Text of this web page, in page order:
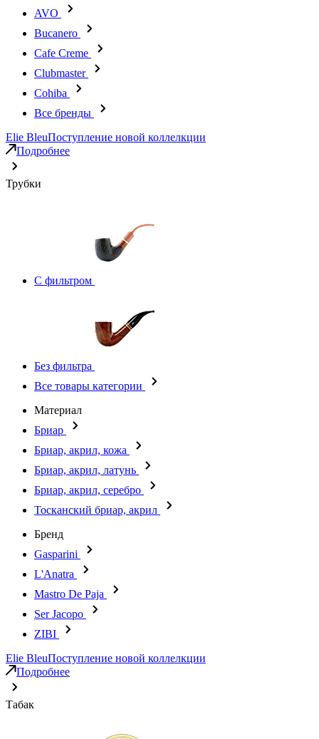
AVO
Bucanero
Cafe Creme
Clubmaster
Cohiba
Все бренды
Elie BleuПоступление новой коллелкции
Подробнее
Трубки
С фильтром
Без фильтра
Все товары категории
Материал
Бриар
Бриар, акрил, кожа
Бриар, акрил, латунь
Бриар, акрил, серебро
Тосканский бриар, акрил
Бренд
Gasparini
L'Anatra
Mastro De Paja
Ser Jacopo
ZIBI
Elie BleuПоступление новой коллелкции
Подробнее
Табак